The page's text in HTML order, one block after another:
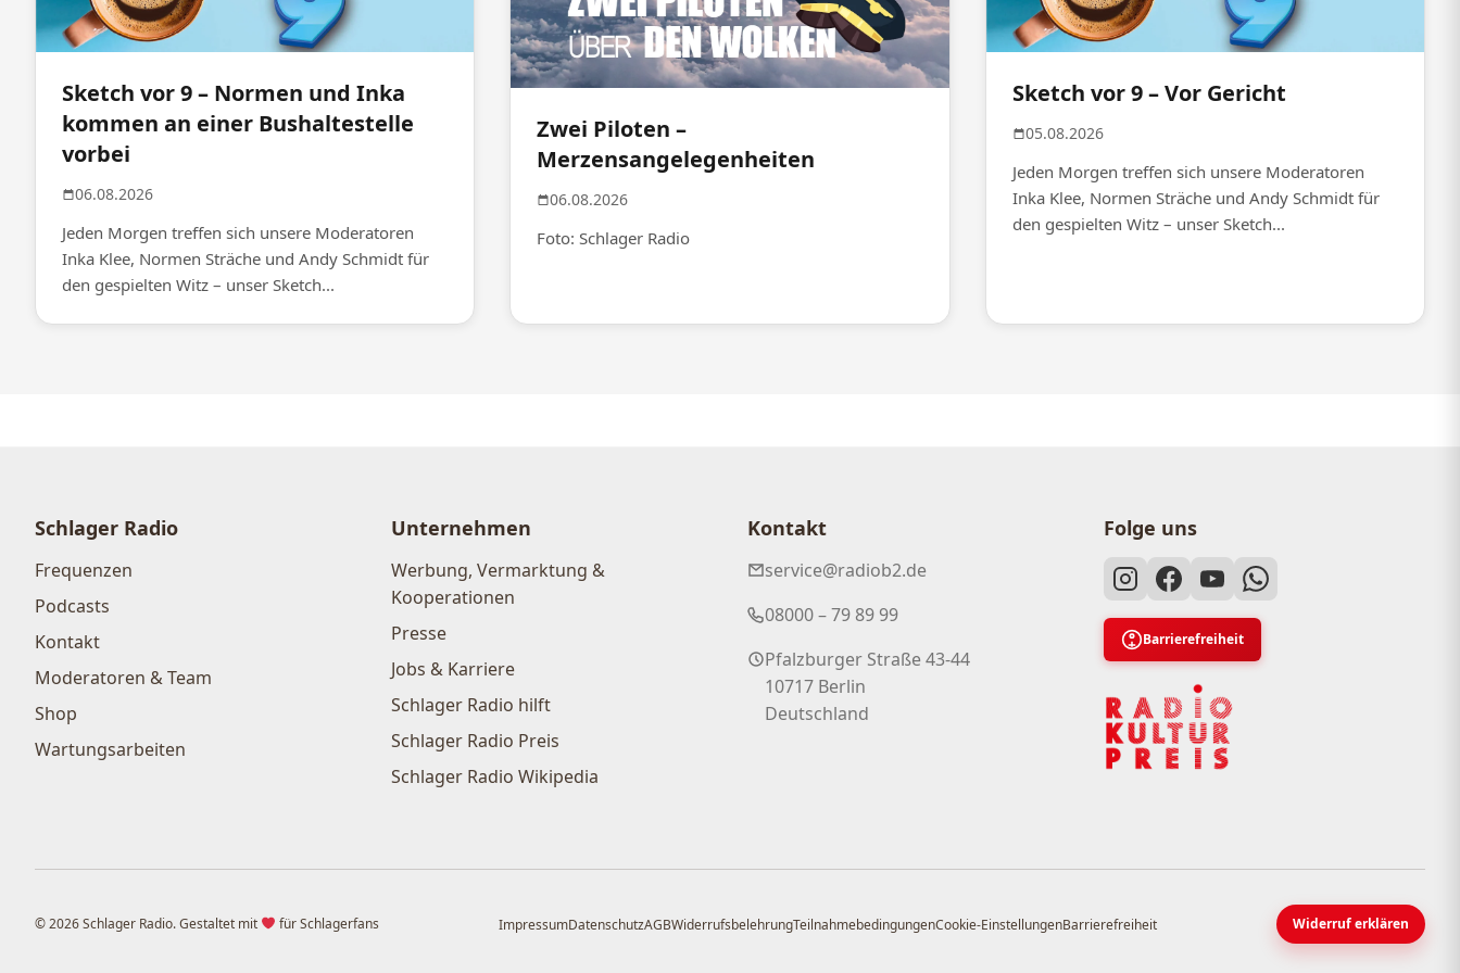
Sketch vor 9 – Normen und Inka
kommen an einer Bushaltestelle
vorbei
06.08.2026
Jeden Morgen treffen sich unsere Moderatoren
Inka Klee, Normen Sträche und Andy Schmidt für
den gespielten Witz – unser Sketch...
Zwei Piloten –
Merzensangelegenheiten
06.08.2026
Foto: Schlager Radio
Sketch vor 9 – Vor Gericht
05.08.2026
Jeden Morgen treffen sich unsere Moderatoren
Inka Klee, Normen Sträche und Andy Schmidt für
den gespielten Witz – unser Sketch...
Schlager Radio
Frequenzen
Podcasts
Kontakt
Moderatoren & Team
Shop
Wartungsarbeiten
Unternehmen
Werbung, Vermarktung &
Kooperationen
Presse
Jobs & Karriere
Schlager Radio hilft
Schlager Radio Preis
Schlager Radio Wikipedia
Kontakt
service@radiob2.de
08000 – 79 89 99
Pfalzburger Straße 43-44
10717 Berlin
Deutschland
Folge uns
Barrierefreiheit
© 2026 Schlager Radio. Gestaltet mit für Schlagerfans ImpressumDatenschutzAGBWiderrufsbelehrungTeilnahmebedingungenCookie-EinstellungenBarrierefreiheit Widerruf erklären